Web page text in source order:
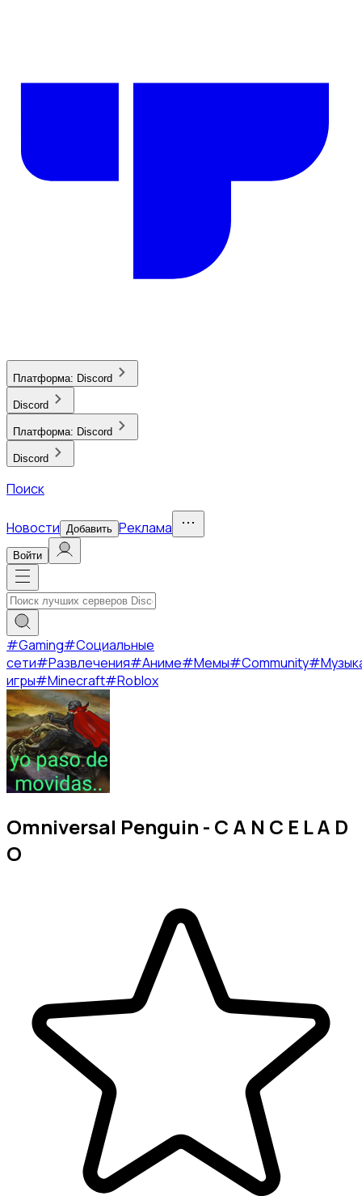
Платформа: Discord
Discord
Платформа: Discord
Discord
Поиск
Новости Добавить Реклама
Войти
#Gaming#Социальные
сети#Развлечения#Аниме#Мемы#Community#
игры#Minecraft#Roblox
Omniversal Penguin - C A N C E L A D
O